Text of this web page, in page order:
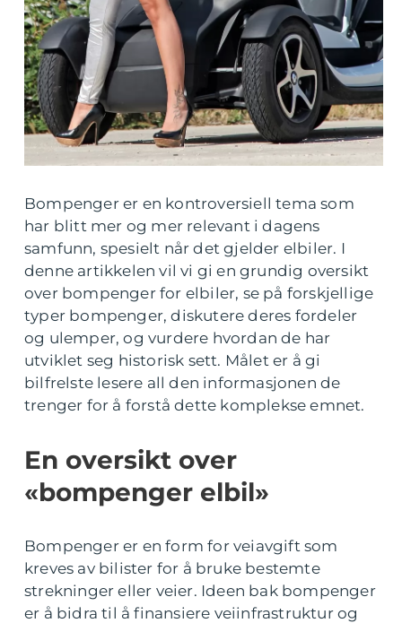
Bompenger er en kontroversiell tema som
har blitt mer og mer relevant i dagens
samfunn, spesielt når det gjelder elbiler. I
denne artikkelen vil vi gi en grundig oversikt
over bompenger for elbiler, se på forskjellige
typer bompenger, diskutere deres fordeler
og ulemper, og vurdere hvordan de har
utviklet seg historisk sett. Målet er å gi
bilfrelste lesere all den informasjonen de
trenger for å forstå dette komplekse emnet.
En oversikt over
«bompenger elbil»
Bompenger er en form for veiavgift som
kreves av bilister for å bruke bestemte
strekninger eller veier. Ideen bak bompenger
er å bidra til å finansiere veiinfrastruktur og